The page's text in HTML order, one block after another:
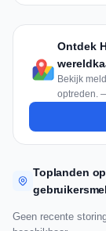
Ontdek
Bekijk
optreden.
Toplanden
Geen recente